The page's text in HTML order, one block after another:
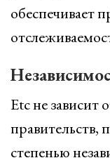
обеспечивает
Etc не зависит
правительств,
степенью